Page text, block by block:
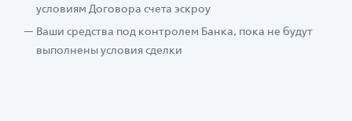
условиям Договора счета эскроу
Ваши средства под контролем Банка, пока не будут
выполнены условия сделки